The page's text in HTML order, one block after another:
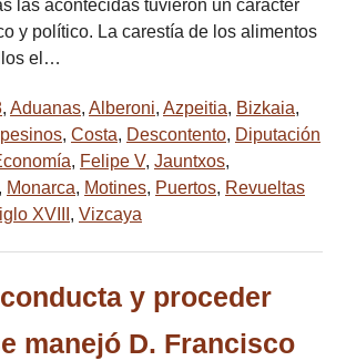
las acontecidas tuvieron un carácter
y político. La carestía de los alimentos
el…
, Aduanas, Alberoni, Azpeitia, Bizkaia,
, Costa, Descontento, Diputación
, Felipe V, Jauntxos,
Monarca, Motines, Puertos, Revueltas
XVIII , Vizcaya
y proceder
manejó D. Francisco